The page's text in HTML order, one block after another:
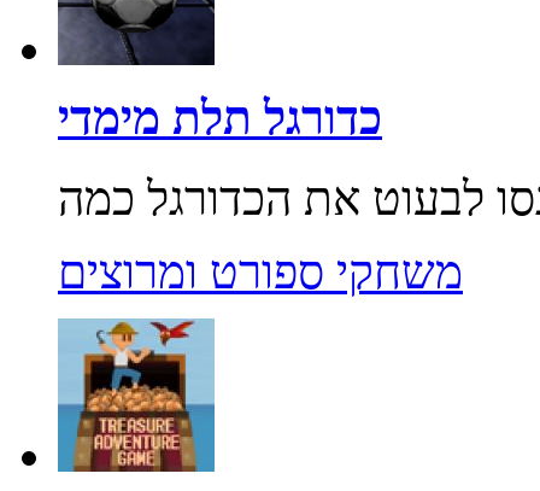
כדורגל תלת מימדי
משחקי ספורט ומרוצים